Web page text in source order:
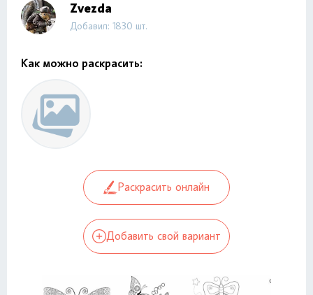
Zvezda
Добавил: 1830 шт.
Как можно раскрасить:
Раскрасить онлайн
Добавить свой вариант